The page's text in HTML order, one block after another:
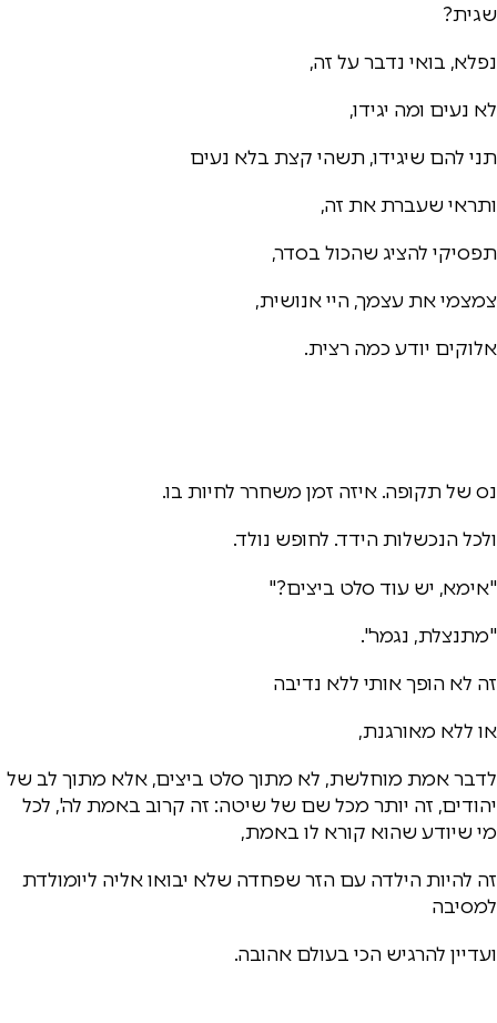
שגית?
נפלא, בואי נדבר על זה,
לא נעים ומה יגידו,
תני להם שיגידו, תשהי קצת בלא נעים
ותראי שעברת את זה,
תפסיקי להציג שהכול בסדר,
צמצמי את עצמך, היי אנושית,
אלוקים יודע כמה רצית.
נס של תקופה. איזה זמן משחרר לחיות בו.
ולכל הנכשלות הידד. לחופש נולד.
"אימא, יש עוד סלט ביצים?"
"מתנצלת, נגמר".
זה לא הופך אותי ללא נדיבה
או ללא מאורגנת,
לדבר אמת מוחלשת, לא מתוך סלט ביצים, אלא מתוך לב של
יהודים, זה יותר מכל שם של שיטה: זה קרוב באמת לה', לכל
מי שיודע שהוא קורא לו באמת,
זה להיות הילדה עם הזר שפחדה שלא יבואו אליה ליומולדת
למסיבה
ועדיין להרגיש הכי בעולם אהובה.